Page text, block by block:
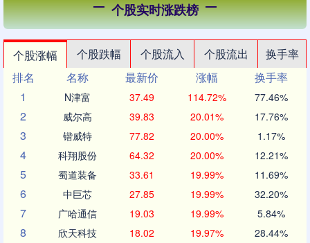
个股实时涨跌榜
个股涨幅 个股跌幅 个股流入 个股流出
换手率
排名
名称 最新价 涨幅
换手率
1
N津富 37.49 114.72% 77.46%
2 威尔高 39.83 20.01% 17.76%
3 锴威特 77.82 20.00% 1.17%
4 科翔股份 64.32 20.00% 12.21%
5 蜀道装备 33.61 19.99% 11.69%
6 中巨芯 27.85 19.99% 32.20%
7 广哈通信 19.03 19.99% 5.84%
8 欣天科技 18.02 19.97% 28.44%